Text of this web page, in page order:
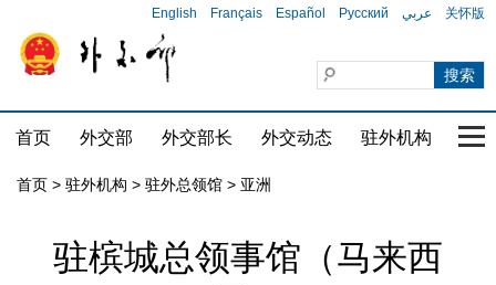
English Français Español Русский عربي 关怀版
首页 外交部 外交部长 外交动态 驻外机构 国
首页 > 驻外机构 > 驻外总领馆 > 亚洲
驻槟城总领事馆（马来西